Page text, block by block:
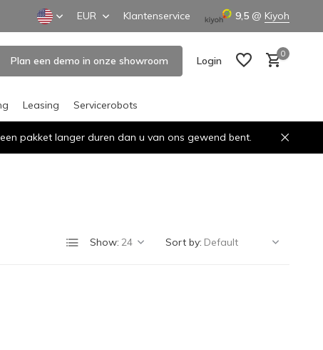
EUR Klantenservice 9,5 @ Kiyoh
Plan een demo in onze showroom Login
0
Leasing Servicerobots
pakket langer duren dan u van ons gewend bent.
Show: Sort by: